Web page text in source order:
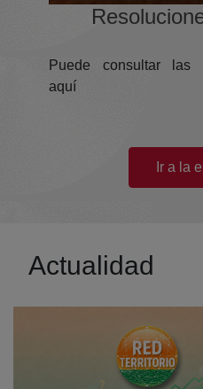
(abre en
Puede consultar las
aquí
(abre
Ir a la
Actualidad